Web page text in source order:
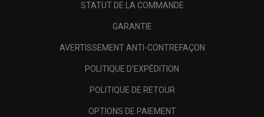
STATUT DE LA COMMANDE
GARANTIE
AVERTISSEMENT ANTI-CONTREFAÇON
POLITIQUE D'EXPÉDITION
POLITIQUE DE RETOUR
OPTIONS DE PAIEMENT